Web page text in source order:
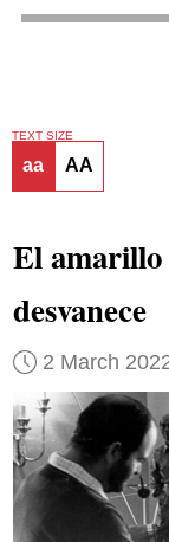
TEXT SIZE
aa AA
El amarillo
desvanece
2 March